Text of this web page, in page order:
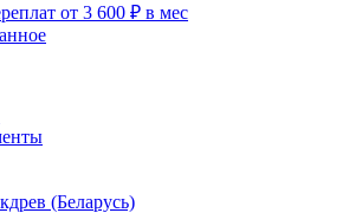
от 3 600 ₽ в мес
(Беларусь)